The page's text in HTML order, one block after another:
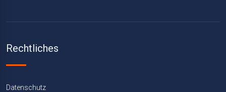
Rechtliches
Datenschutz